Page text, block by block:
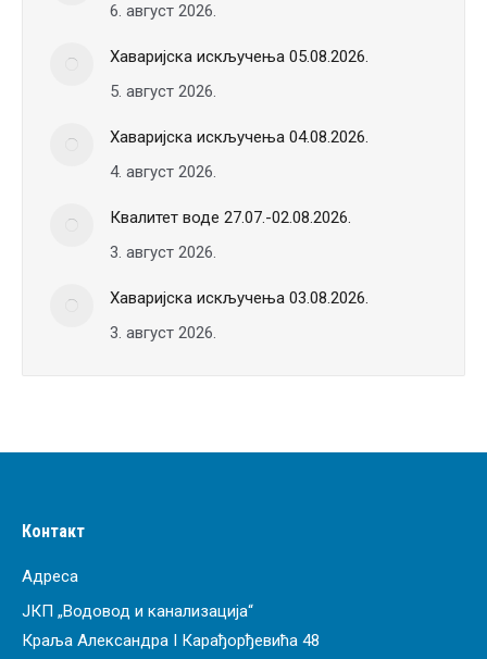
6. август 2026.
Хаваријска искључења 05.08.2026.
5. август 2026.
Хаваријска искључења 04.08.2026.
4. август 2026.
Квалитет воде 27.07.-02.08.2026.
3. август 2026.
Хаваријска искључења 03.08.2026.
3. август 2026.
Контакт
Адреса
ЈКП „Водовод и канализација“
Краља Александра I Карађорђевића 48